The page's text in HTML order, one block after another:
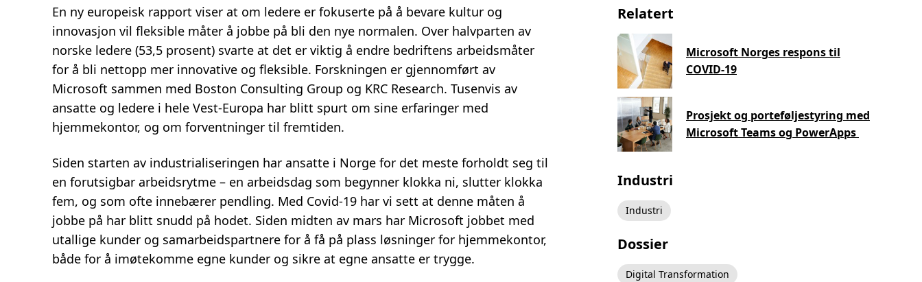
d
,
6
m
n
.
En ny europeisk rapport viser at om ledere er fokuserte på å bevare kultur og
innovasjon vil fleksible måter å jobbe på bli den nye normalen. Over halvparten av
norske ledere (53,5 prosent) svarte at det er viktig å endre bedriftens arbeidsmåter
for å bli nettopp mer innovative og fleksible. Forskningen er gjennomført av
Microsoft sammen med Boston Consulting Group og KRC Research. Tusenvis av
ansatte og ledere i hele Vest-Europa har blitt spurt om sine erfaringer med
hjemmekontor, og om forventninger til fremtiden.
Siden starten av industrialiseringen har ansatte i Norge for det meste forholdt seg til
en forutsigbar arbeidsrytme – en arbeidsdag som begynner klokka ni, slutter klokka
fem, og som ofte innebærer pendling. Med Covid-19 har vi sett at denne måten å
jobbe på har blitt snudd på hodet. Siden midten av mars har Microsoft jobbet med
utallige kunder og samarbeidspartnere for å få på plass løsninger for hjemmekontor,
både for å imøtekomme egne kunder og sikre at egne ansatte er trygge.
Relatert
Microsoft Norges respons til
COVID-19
Prosjekt og porteføljestyring med
Microsoft Teams og PowerApps
Industri
Industri
Dossier
Digital Transformation